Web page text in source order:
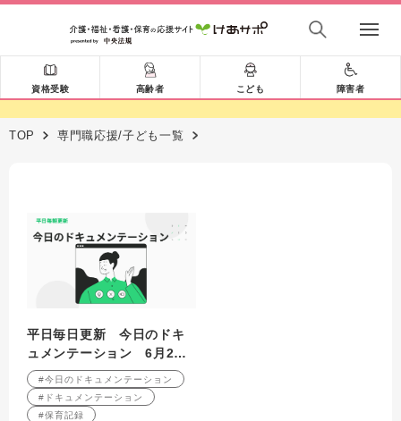
資格受験 高齢者 こども 障害者
TOP 専門職応援/子ども一覧
平日毎日更新 今日のドキ
ュメンテーション 6月2日
公開
#今日のドキュメンテーション
#ドキュメンテーション
#保育記録